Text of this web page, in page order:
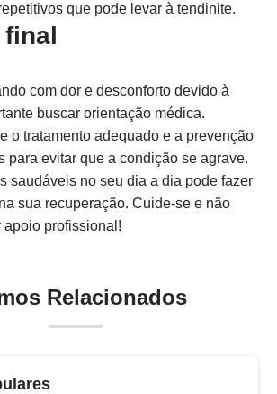
que pode levar à tendinite.
final
com dor e desconforto devido à
buscar orientação médica.
o tratamento adequado e a prevenção
para evitar que a condição se agrave.
saudáveis no seu dia a dia pode fazer
sua recuperação. Cuide-se e não
apoio profissional!
Relacionados